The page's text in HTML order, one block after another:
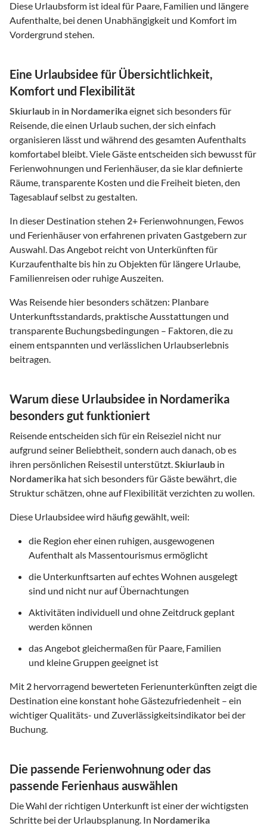
Diese Urlaubsform ist ideal für Paare, Familien und längere
Aufenthalte, bei denen Unabhängigkeit und Komfort im
Vordergrund stehen.
Eine Urlaubsidee für Übersichtlichkeit,
Komfort und Flexibilität
Skiurlaub in in Nordamerikaeignet sich besonders für
Reisende, die einen Urlaub suchen, der sich einfach
organisieren lässt und während des gesamten Aufenthalts
komfortabel bleibt. Viele Gäste entscheiden sich bewusst für
Ferienwohnungen und Ferienhäuser, da sie klar definierte
Räume, transparente Kosten und die Freiheit bieten, den
Tagesablauf selbst zu gestalten.
In dieser Destination stehen 2+ Ferienwohnungen, Fewos
und Ferienhäuser von erfahrenen privaten Gastgebern zur
Auswahl. Das Angebot reicht von Unterkünften für
Kurzaufenthalte bis hin zu Objekten für längere Urlaube,
Familienreisen oder ruhige Auszeiten.
Was Reisende hier besonders schätzen: Planbare
Unterkunftsstandards, praktische Ausstattungen und
transparente Buchungsbedingungen – Faktoren, die zu
einem entspannten und verlässlichen Urlaubserlebnis
beitragen.
Warum diese Urlaubsidee in Nordamerika
besonders gut funktioniert
Reisende entscheiden sich für ein Reiseziel nicht nur
aufgrund seiner Beliebtheit, sondern auch danach, ob es
ihren persönlichen Reisestil unterstützt. Skiurlaub in
Nordamerika hat sich besonders für Gäste bewährt, die
Struktur schätzen, ohne auf Flexibilität verzichten zu wollen.
Diese Urlaubsidee wird häufig gewählt, weil:
die Region eher einen ruhigen, ausgewogenen
Aufenthalt als Massentourismus ermöglicht
die Unterkunftsarten auf echtes Wohnen ausgelegt
sind und nicht nur auf Übernachtungen
Aktivitäten individuell und ohne Zeitdruck geplant
werden können
das Angebot gleichermaßen für Paare, Familien
und kleine Gruppen geeignet ist
Mit 2 hervorragend bewerteten Ferienunterkünften zeigt die
Destination eine konstant hohe Gästezufriedenheit – ein
wichtiger Qualitäts- und Zuverlässigkeitsindikator bei der
Buchung.
Die passende Ferienwohnung oder das
passende Ferienhaus auswählen
Die Wahl der richtigen Unterkunft ist einer der wichtigsten
Schritte bei der Urlaubsplanung. In Nordamerika